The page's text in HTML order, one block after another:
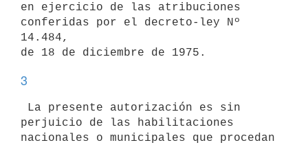
en ejercicio de las atribuciones
conferidas por el decreto-ley Nº
14.484,
de 18 de diciembre de 1975.
3
perjuicio de las habilitaciones
nacionales o municipales que procedan